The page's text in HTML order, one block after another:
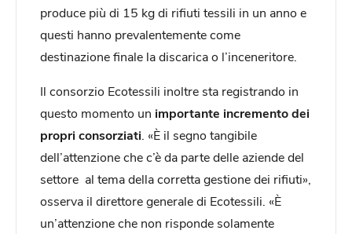
produce più di 15 kg di rifiuti tessili in un anno e
questi hanno prevalentemente come
destinazione finale la discarica o l’inceneritore.
Il consorzio Ecotessili inoltre sta registrando in
questo momento un importante incremento dei
propri consorziati . «È il segno tangibile
dell’attenzione che c’è da parte delle aziende del
settore al tema della corretta gestione dei rifiuti»,
osserva il direttore generale di Ecotessili. «È
un’attenzione che non risponde solamente